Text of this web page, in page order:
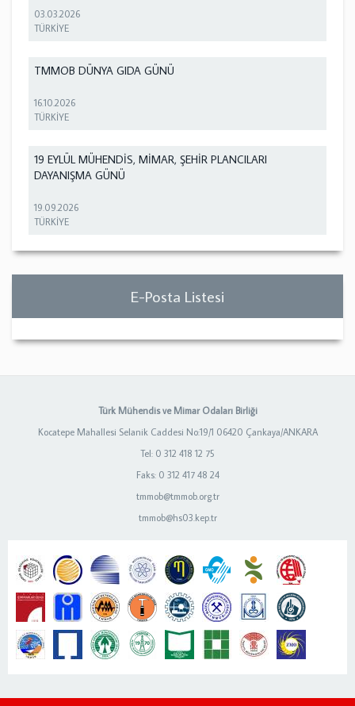
03.03.2026
TÜRKİYE
TMMOB DÜNYA GIDA GÜNÜ
16.10.2026
TÜRKİYE
19 EYLÜL MÜHENDİS, MİMAR, ŞEHİR PLANCILARI
DAYANIŞMA GÜNÜ
19.09.2026
TÜRKİYE
E-Posta Listesi
Türk Mühendis ve Mimar Odaları Birliği
Kocatepe Mahallesi Selanik Caddesi No:19/1 06420 Çankaya/ANKARA
Tel: 0 312 418 12 75
Faks: 0 312 417 48 24
tmmob@tmmob.org.tr
tmmob@hs03.kep.tr